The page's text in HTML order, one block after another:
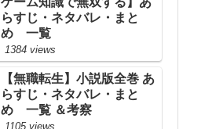
らすじ・ネタバレ・まと
め 一覧
1384 views
【無職転生】小説版全巻 あ
らすじ・ネタバレ・まと
め 一覧 ＆考察
1105 views